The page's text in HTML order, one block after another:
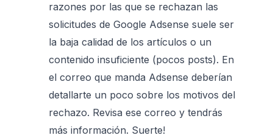
razones por las que se rechazan las
solicitudes de Google Adsense suele ser
la baja calidad de los artículos o un
contenido insuficiente (pocos posts). En
el correo que manda Adsense deberían
detallarte un poco sobre los motivos del
rechazo. Revisa ese correo y tendrás
más información. Suerte!